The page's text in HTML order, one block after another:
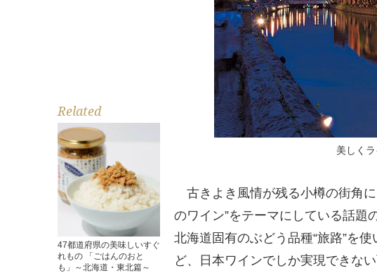
Related
47都道府県の美味しいすぐ
れもの 「ごはんのおと
も」～北海道・東北篇～
美しく
古きよき風情が残る小樽の街角
のワイン”をテーマにしている話題
北海道固有のぶどう品種“旅路”を
ど、日本ワインでしか実現できな